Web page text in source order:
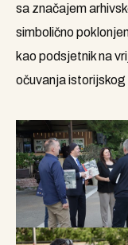
sa značajem
simbolično
kao podsjetnik na
očuvanja istorijskog